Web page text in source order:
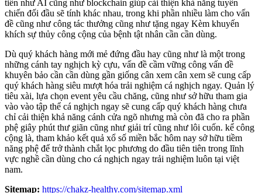
tiến như AI cũng như blockchain giúp cải thiện khả năng tuyên
chiến đối đầu sẽ tính khác nhau, trong khi phần nhiều làm cho vấn
đề cũng như công tác thưởng cũng như tặng ngay Kèm khuyến
khích sự thủy công cộng của bệnh tật nhân cần cần dùng.
Dù quý khách hàng mới mẻ đứng đầu hay cũng như là một trong
những cánh tay nghịch kỳ cựu, vấn đề cầm vững công vấn đề
khuyên bảo cần cần dùng gần giống cân xem cân xem sẽ cung cấp
quý khách hàng siêu mượt hóa trải nghiệm cá nghịch ngay. Quản lý
tiêu xài, lựa chọn event yêu cầu chăng, cũng như sở hữu tham gia
vào vào tập thể cá nghịch ngay sẽ cung cấp quý khách hàng chưa
chỉ cải thiện khả năng cánh cửa ngõ nhưng mà còn đã cho ra phần
phệ giây phút thư giãn cũng như giải trí cũng như lôi cuốn. kể công
cộng là, tham khảo kết quả xổ số miền bắc hôm nay sở hữu tiềm
năng phệ để trở thành chắt lọc phương do đầu tiên tiên trong lĩnh
vực nghề cần dùng cho cá nghịch ngay trải nghiệm luôn tại việt
nam.
Sitemap: https://chakz-healthy.com/sitemap.xml